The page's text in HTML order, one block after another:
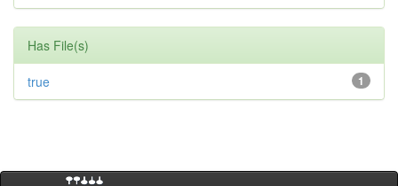
Has File(s)
1
true